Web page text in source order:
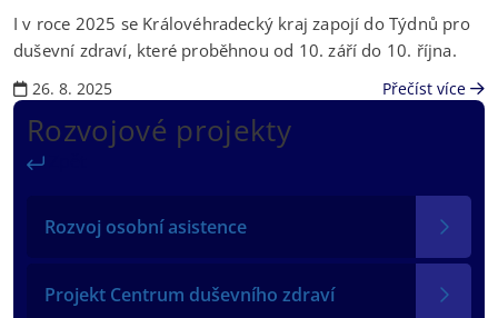
Rozvojové projekty
Rozvoj osobní asistence
Projekt Centrum duševního zdraví
I v roce 2025 se Královéhradecký kraj zapojí do Týdnů pro
duševní zdraví, které proběhnou od 10. září do 10. října.
26. 8. 2025 Přečíst více